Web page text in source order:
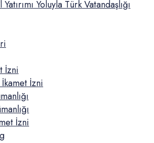
Yoluyla Türk Vatandaşlığı
İzni
İkamet İzni
İzni